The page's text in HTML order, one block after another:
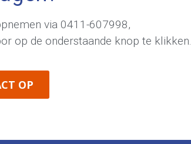
via 0411-607998,
op de onderstaande knop te klikken.
OP